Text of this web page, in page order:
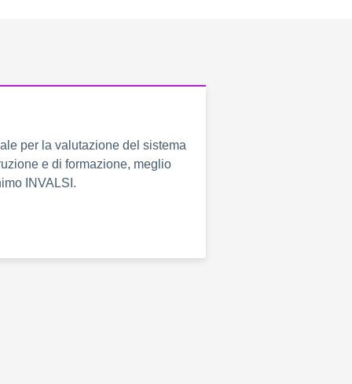
per la valutazione del sistema
e di formazione, meglio
INVALSI.